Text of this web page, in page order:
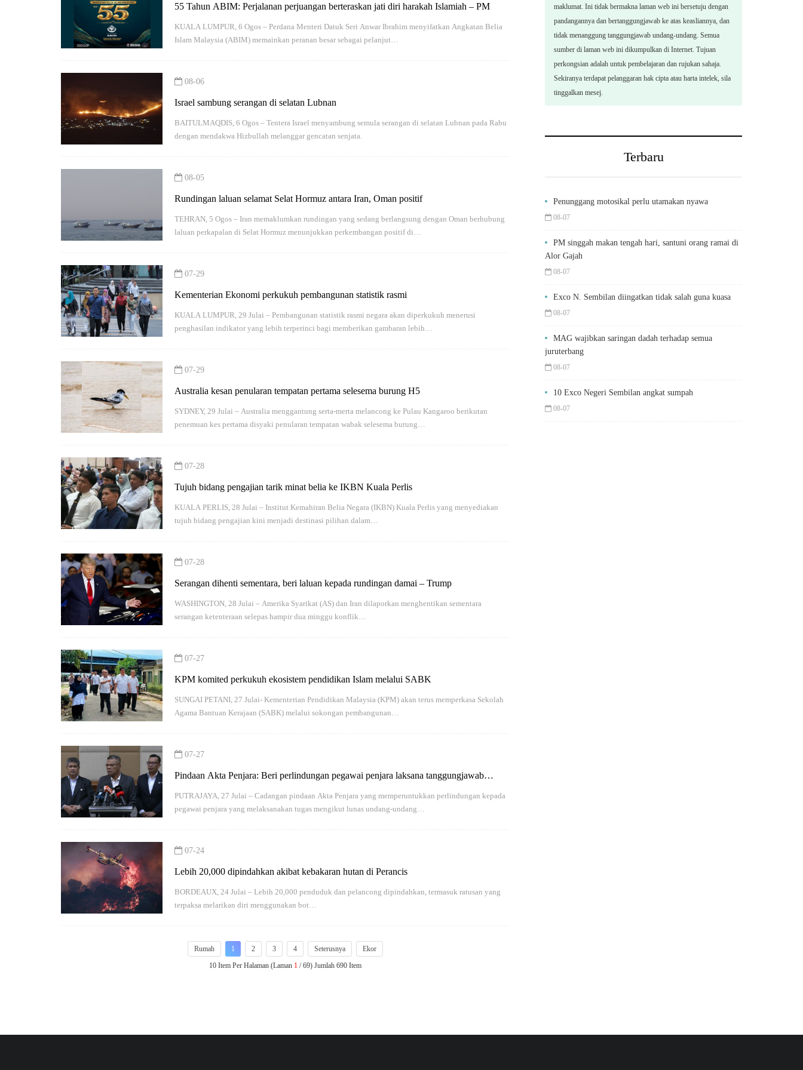
55 Tahun ABIM: Perjalanan perjuangan berteraskan jati diri harakah Islamiah – PM
KUALA LUMPUR, 6 Ogos – Perdana Menteri Datuk Seri Anwar Ibrahim menyifatkan Angkatan Belia
Islam Malaysia (ABIM) memainkan peranan besar sebagai pelanjut…
08-06
Israel sambung serangan di selatan Lubnan
BAITULMAQDIS, 6 Ogos – Tentera Israel menyambung semula serangan di selatan Lubnan pada Rabu
dengan mendakwa Hizbullah melanggar gencatan senjata.
08-05
Rundingan laluan selamat Selat Hormuz antara Iran, Oman positif
TEHRAN, 5 Ogos – Iran memaklumkan rundingan yang sedang berlangsung dengan Oman berhubung
laluan perkapalan di Selat Hormuz menunjukkan perkembangan positif di…
07-29
Kementerian Ekonomi perkukuh pembangunan statistik rasmi
KUALA LUMPUR, 29 Julai – Pembangunan statistik rasmi negara akan diperkukuh menerusi
penghasilan indikator yang lebih terperinci bagi memberikan gambaran lebih…
07-29
Australia kesan penularan tempatan pertama selesema burung H5
SYDNEY, 29 Julai – Australia menggantung serta-merta melancong ke Pulau Kangaroo berikutan
penemuan kes pertama disyaki penularan tempatan wabak selesema burung…
07-28
Tujuh bidang pengajian tarik minat belia ke IKBN Kuala Perlis
KUALA PERLIS, 28 Julai – Institut Kemahiran Belia Negara (IKBN) Kuala Perlis yang menyediakan
tujuh bidang pengajian kini menjadi destinasi pilihan dalam…
07-28
Serangan dihenti sementara, beri laluan kepada rundingan damai – Trump
WASHINGTON, 28 Julai – Amerika Syarikat (AS) dan Iran dilaporkan menghentikan sementara
serangan ketenteraan selepas hampir dua minggu konflik…
07-27
KPM komited perkukuh ekosistem pendidikan Islam melalui SABK
SUNGAI PETANI, 27 Julai- Kementerian Pendidikan Malaysia (KPM) akan terus memperkasa Sekolah
Agama Bantuan Kerajaan (SABK) melalui sokongan pembangunan…
07-27
Pindaan Akta Penjara: Beri perlindungan pegawai penjara laksana tanggungjawab
bukan imuniti
PUTRAJAYA, 27 Julai – Cadangan pindaan Akta Penjara yang memperuntukkan perlindungan kepada
pegawai penjara yang melaksanakan tugas mengikut lunas undang-undang…
07-24
Lebih 20,000 dipindahkan akibat kebakaran hutan di Perancis
BORDEAUX, 24 Julai – Lebih 20,000 penduduk dan pelancong dipindahkan, termasuk ratusan yang
terpaksa melarikan diri menggunakan bot…
Rumah 1 2 3 4 Seterusnya
Ekor
10 Item Per Halaman (Laman 1/ 69) Jumlah 690 Item
maklumat. Ini tidak bermakna laman web ini bersetuju dengan
pandangannya dan bertanggungjawab ke atas keasliannya, dan
tidak menanggung tanggungjawab undang-undang. Semua
sumber di laman web ini dikumpulkan di Internet. Tujuan
perkongsian adalah untuk pembelajaran dan rujukan sahaja.
Sekiranya terdapat pelanggaran hak cipta atau harta intelek, sila
tinggalkan mesej.
Terbaru
Penunggang motosikal perlu utamakan nyawa
08-07
PM singgah makan tengah hari, santuni orang ramai di
Alor Gajah
08-07
Exco N. Sembilan diingatkan tidak salah guna kuasa
08-07
MAG wajibkan saringan dadah terhadap semua
juruterbang
08-07
10 Exco Negeri Sembilan angkat sumpah
08-07